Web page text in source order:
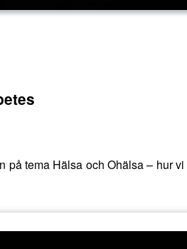
på tema Hälsa och Ohälsa – hur